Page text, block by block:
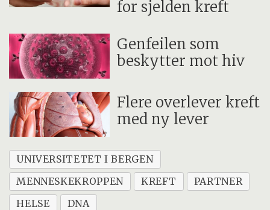
for sjelden kreft
Genfeilen som
beskytter mot hiv
Flere overlever kreft
med ny lever
UNIVERSITETET I BERGEN
MENNESKEKROPPEN
KREFT
PARTNER
HELSE
DNA